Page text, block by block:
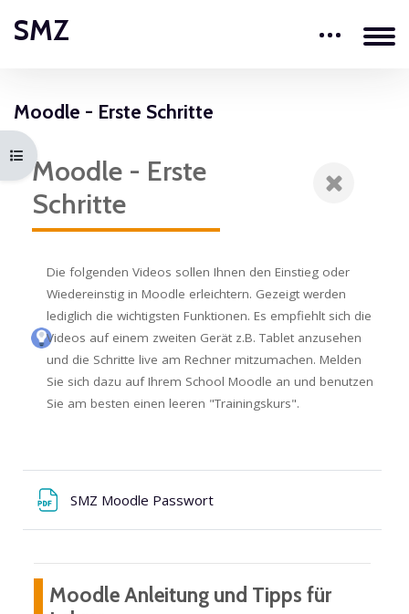
SMZ
Kursindex öffnen
Moodle - Erste Schritte
Blöcke
Moodle - Erste
Schritte
Die folgenden Videos sollen Ihnen den Einstieg oder
Wiedereinstig in Moodle erleichtern. Gezeigt werden
lediglich die wichtigsten Funktionen. Es empfiehlt sich die
Videos auf einem zweiten Gerät z.B. Tablet anzusehen
und die Schritte live am Rechner mitzumachen. Melden
Sie sich dazu auf Ihrem School Moodle an und benutzen
Sie am besten einen leeren "Trainingskurs".
SMZ Moodle Passwort
Moodle Anleitung und Tipps für